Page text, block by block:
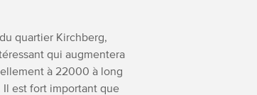
quartier Kirchberg,
qui augmentera
à 22000 à long
est fort important que